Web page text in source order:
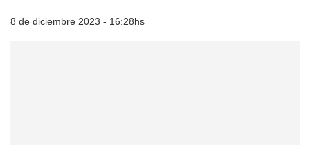
8 de diciembre 2023 - 16:28hs